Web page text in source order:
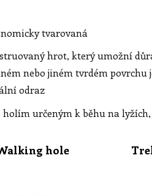
tvarovaná
hrot, který umožní
nebo jiném tvrdém povrchu
odraz
holím určeným k běhu na
hole